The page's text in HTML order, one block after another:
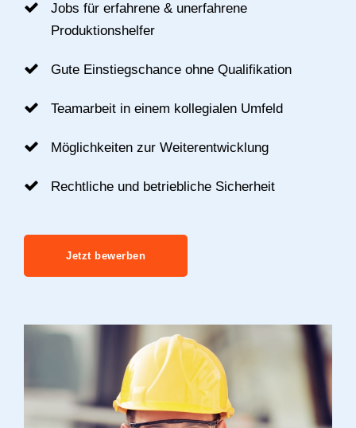
Jobs für erfahrene & unerfahrene
Produktionshelfer
Gute Einstiegschance ohne Qualifikation
Teamarbeit in einem kollegialen Umfeld
Möglichkeiten zur Weiterentwicklung
Rechtliche und betriebliche Sicherheit
Jetzt bewerben